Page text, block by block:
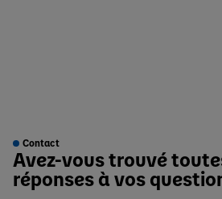
Contact
Avez-vous trouvé
réponses à vos